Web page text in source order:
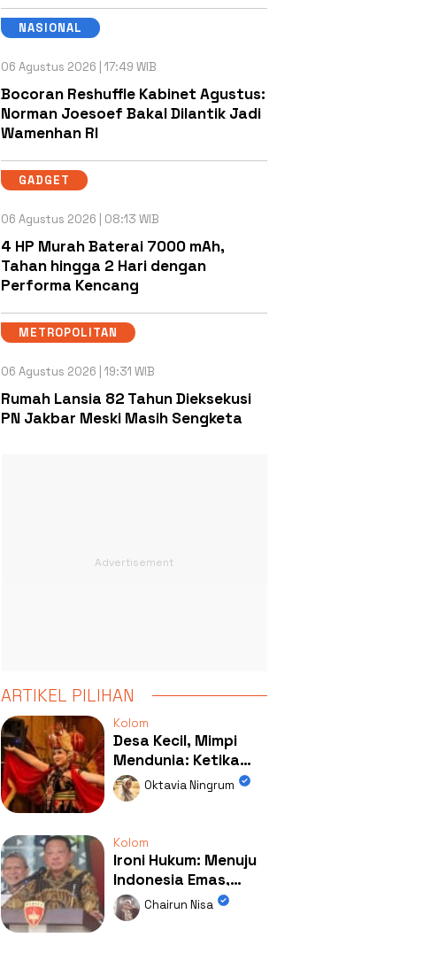
NASIONAL
06 Agustus 2026 | 17:49 WIB
Bocoran Reshuffle Kabinet Agustus:
Norman Joesoef Bakal Dilantik Jadi
Wamenhan RI
GADGET
06 Agustus 2026 | 08:13 WIB
4 HP Murah Baterai 7000 mAh,
Tahan hingga 2 Hari dengan
Performa Kencang
METROPOLITAN
06 Agustus 2026 | 19:31 WIB
Rumah Lansia 82 Tahun Dieksekusi
PN Jakbar Meski Masih Sengketa
ARTIKEL PILIHAN
Kolom
Desa Kecil, Mimpi
Mendunia: Ketika
Kolaborasi
Mengubah Wajah
Oktavia Ningrum
Kolom
Ironi Hukum: Menuju
Indonesia Emas,
Ternyata Emasnya
Ada di Rumah Febrie!
Chairun Nisa